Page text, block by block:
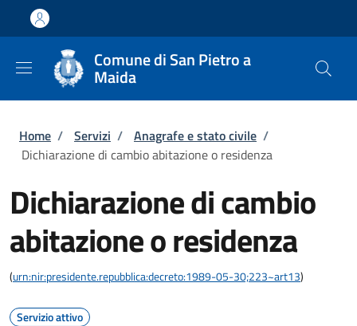
Salta al contenuto principale
Skip to footer content
Comune di San Pietro a
Maida
Briciole di pane
Home / Servizi / Anagrafe e stato civile /
Dichiarazione di cambio abitazione o residenza
Dichiarazione di cambio
abitazione o residenza
(urn:nir:presidente.repubblica:decreto:1989-05-30;223~art13)
Servizio attivo